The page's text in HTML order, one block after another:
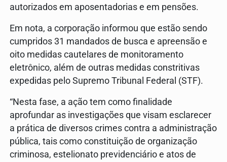
autorizados em aposentadorias e em pensões.
Em nota, a corporação informou que estão sendo
cumpridos 31 mandados de busca e apreensão e
oito medidas cautelares de monitoramento
eletrônico, além de outras medidas constritivas
expedidas pelo Supremo Tribunal Federal (STF).
“Nesta fase, a ação tem como finalidade
aprofundar as investigações que visam esclarecer
a prática de diversos crimes contra a administração
pública, tais como constituição de organização
criminosa, estelionato previdenciário e atos de